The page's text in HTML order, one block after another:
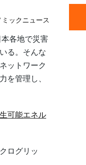
ミックニュース
各地で災害
る。そんな
ットワーク
を管理し、
可能エネル
ログリッ